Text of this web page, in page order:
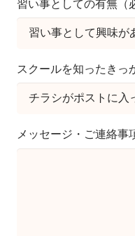
習い事としての有無（
スクールを知ったきっ
メッセージ・ご連絡事